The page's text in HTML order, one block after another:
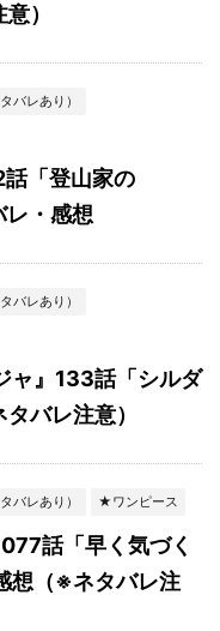
）
バレあり）
「登山家の
・感想
バレあり）
ャ』133話「シルダ
バレ注意）
バレあり） ★ワンピース
話「早く気づく
想（※ネタバレ注